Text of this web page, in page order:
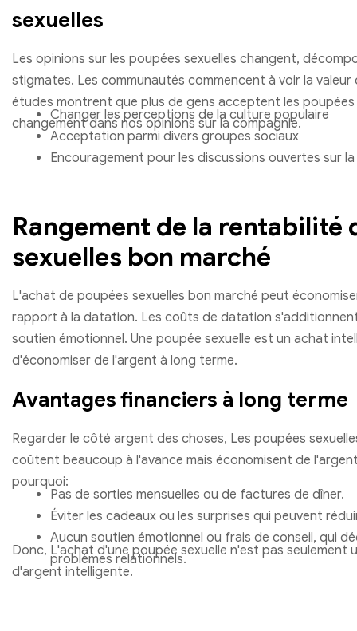
sexuelles
Les opinions sur les poupées sexuelles changent,
stigmates. Les communautés commencent à voir la
études montrent que plus de gens acceptent les
changement dans nos opinions sur la compagnie.
Changer les perceptions de la culture populaire
Acceptation parmi divers groupes sociaux
Encouragement pour les discussions ouvertes sur
Rangement de la rentabilité
sexuelles bon marché
L'achat de poupées sexuelles bon marché peut
rapport à la datation. Les coûts de datation
soutien émotionnel. Une poupée sexuelle est un achat
d'économiser de l'argent à long terme.
Avantages financiers à long terme
Regarder le côté argent des choses, Les poupées
coûtent beaucoup à l'avance mais économisent de
pourquoi:
Pas de sorties mensuelles ou de factures de dîner.
Éviter les cadeaux ou les surprises qui peuvent
Aucun soutien émotionnel ou frais de conseil, qui
problèmes relationnels.
Donc, L'achat d'une poupée sexuelle n'est pas seulement
d'argent intelligente.